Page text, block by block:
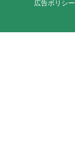
広告ポリシー